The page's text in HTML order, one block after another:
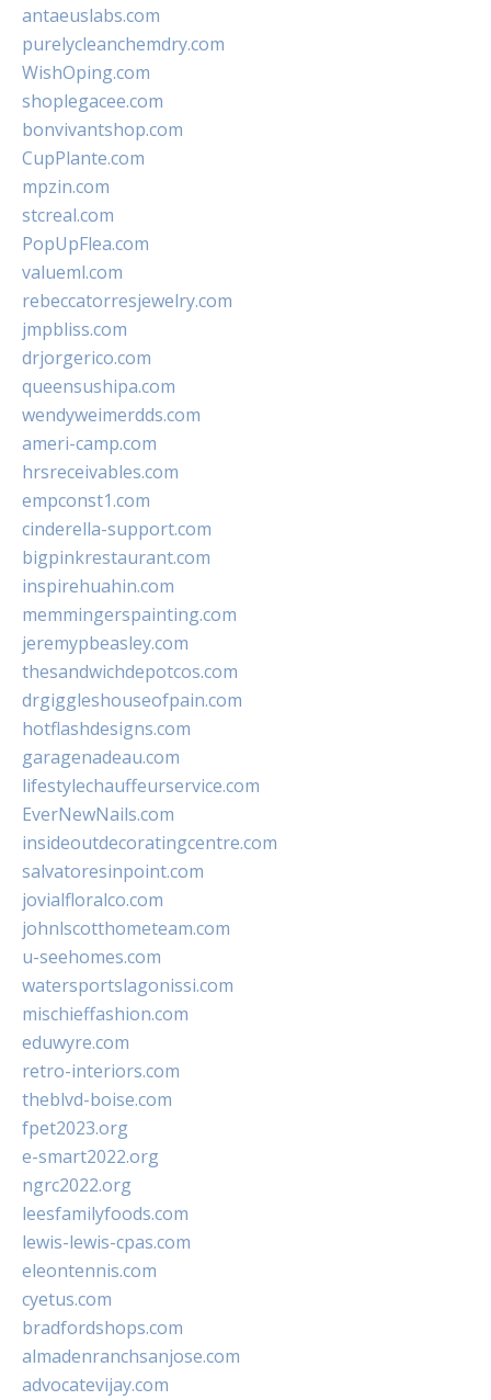
antaeuslabs.com
purelycleanchemdry.com
WishOping.com
shoplegacee.com
bonvivantshop.com
CupPlante.com
mpzin.com
stcreal.com
PopUpFlea.com
valueml.com
rebeccatorresjewelry.com
jmpbliss.com
drjorgerico.com
queensushipa.com
wendyweimerdds.com
ameri-camp.com
hrsreceivables.com
empconst1.com
cinderella-support.com
bigpinkrestaurant.com
inspirehuahin.com
memmingerspainting.com
jeremypbeasley.com
thesandwichdepotcos.com
drgiggleshouseofpain.com
hotflashdesigns.com
garagenadeau.com
lifestylechauffeurservice.com
EverNewNails.com
insideoutdecoratingcentre.com
salvatoresinpoint.com
jovialfloralco.com
johnlscotthometeam.com
u-seehomes.com
watersportslagonissi.com
mischieffashion.com
eduwyre.com
retro-interiors.com
theblvd-boise.com
fpet2023.org
e-smart2022.org
ngrc2022.org
leesfamilyfoods.com
lewis-lewis-cpas.com
eleontennis.com
cyetus.com
bradfordshops.com
almadenranchsanjose.com
advocatevijay.com